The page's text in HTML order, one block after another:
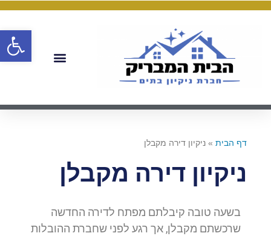
דף הבית » ניקיון דירה מקבלן
ניקיון דירה מקבלן
בשעה טובה קיבלתם מפתח לדירה החדשה
שרכשתם מקבלן, אך רגע לפני שחברת ההובלות